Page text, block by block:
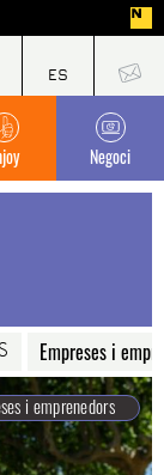
Negoci
Empreses i
i emprenedors